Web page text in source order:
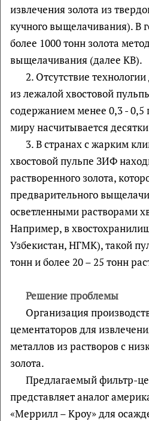
извлечения золота из
кучного выщелачивания). В
более 1000 тонн золота
выщелачивания (далее КВ).
2. Отсутствие
из лежалой хвостовой
содержанием менее 0,3 - 0,5
миру насчитывается
3. В странах с жарким
хвостовой пульпе ЗИФ
растворенного золота,
предварительного
осветленными растворами
Например, в
Узбекистан, НГМК), такой
тонн и более 20 – 25 тонн
Решение проблемы
Организация
цементаторов для
металлов из растворов с
золота.
Предлагаемый фильтр-
представляет аналог
«Меррилл – Кроу» для